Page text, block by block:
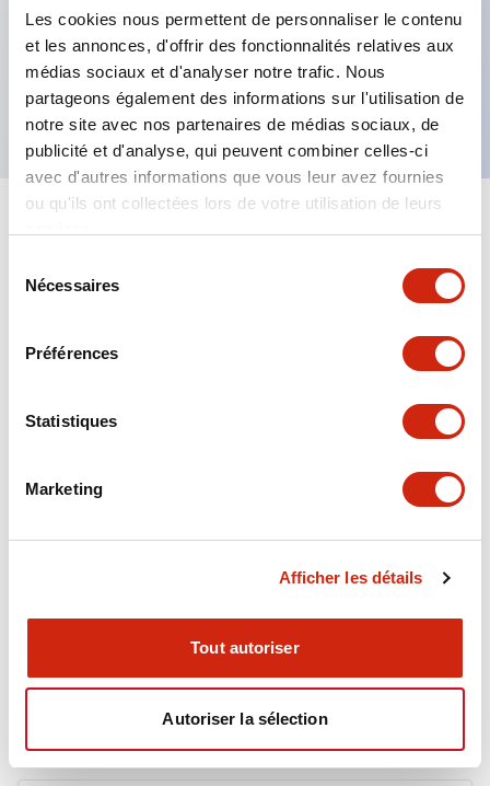
Les cookies nous permettent de personnaliser le contenu
et les annonces, d'offrir des fonctionnalités relatives aux
médias sociaux et d'analyser notre trafic. Nous
partageons également des informations sur l'utilisation de
notre site avec nos partenaires de médias sociaux, de
publicité et d'analyse, qui peuvent combiner celles-ci
avec d'autres informations que vous leur avez fournies
ou qu'ils ont collectées lors de votre utilisation de leurs
Nécessaires
Préférences
Statistiques
Marketing
Afficher les détails
Tout autoriser
Autoriser la sélection
Le commutateur sélecteur avec clé adopte une
structure à goupille à cylindre haute sécurité
La structure de protection est IP65 (IEC60529)
Spécifications Tout développer+
Aesthetic Specifications
Documents et fichiers
Catalogues Et Brochures Approbations Et Normes